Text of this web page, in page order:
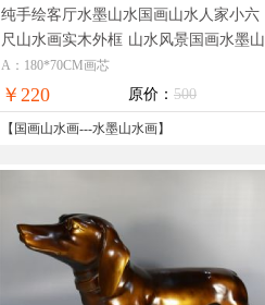
纯手绘客厅水墨山水国画山水人家小六
尺山水画实木外框 山水风景国画水墨山
水画
A：180*70CM画芯
￥220 原价： 500
【 国画山水画---水墨山水画】